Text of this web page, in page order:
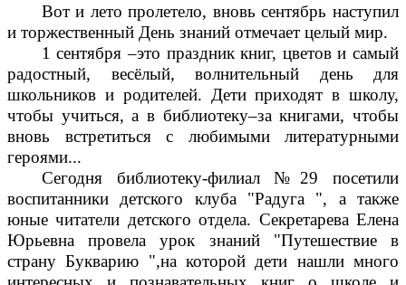
Вот и лето пролетело, вновь сентябрь наступил
и торжественный День знаний отмечает целый мир.
1 сентября –это праздник книг, цветов и самый
радостный, весёлый, волнительный день для
школьников и родителей. Дети приходят в школу,
чтобы учиться, а в библиотеку–за книгами, чтобы
вновь встретиться с любимыми литературными
героями...
Сегодня библиотеку-филиал №29 посетили
воспитанники детского клуба "Радуга ", а также
юные читатели детского отдела. Секретарева Елена
Юрьевна провела урок знаний "Путешествие в
страну Букварию ",на которой дети нашли много